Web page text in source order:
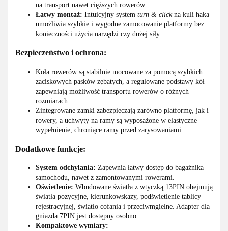
na transport nawet cięższych rowerów.
Łatwy montaż: Intuicyjny system turn & clickna kuli haka
umożliwia szybkie i wygodne zamocowanie platformy bez
konieczności użycia narzędzi czy dużej siły.
Bezpieczeństwo i ochrona:
Koła rowerów są stabilnie mocowane za pomocą szybkich
zaciskowych pasków zębatych, a regulowane podstawy kół
zapewniają możliwość transportu rowerów o różnych
rozmiarach.
Zintegrowane zamki zabezpieczają zarówno platformę, jak i
rowery, a uchwyty na ramy są wyposażone w elastyczne
wypełnienie, chroniące ramy przed zarysowaniami.
Dodatkowe funkcje:
System odchylania: Zapewnia łatwy dostęp do bagażnika
samochodu, nawet z zamontowanymi rowerami.
Oświetlenie: Wbudowane światła z wtyczką 13PIN obejmują
światła pozycyjne, kierunkowskazy, podświetlenie tablicy
rejestracyjnej, światło cofania i przeciwmgielne. Adapter dla
gniazda 7PIN jest dostępny osobno.
Kompaktowe wymiary: